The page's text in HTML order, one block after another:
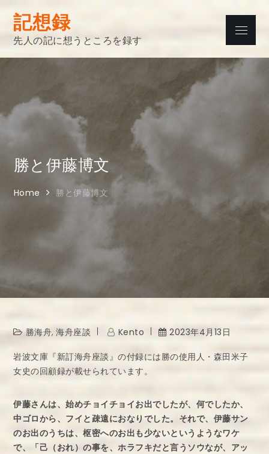
content
記想録
先人の記に想うところを録す
Menu
勝と伊藤博文
Home 勝と伊藤博文
勝海舟,海舟座談 Kento 2023年4月13日
岩波文庫『新訂海舟座談』の付録には勝の使用人・森田米子
女史の回顧録が載せられています。
伊藤さんは、始めチョイチョイお出でしたが、何でしたか、
中ゴロから、フイと疎遠におなりでした。それで、伊藤サン
のお出のうちは、枢密へのお出も少ないというようなワケ
で、「己（おれ）の事を、ホラフキだと言うソウなが、アッ